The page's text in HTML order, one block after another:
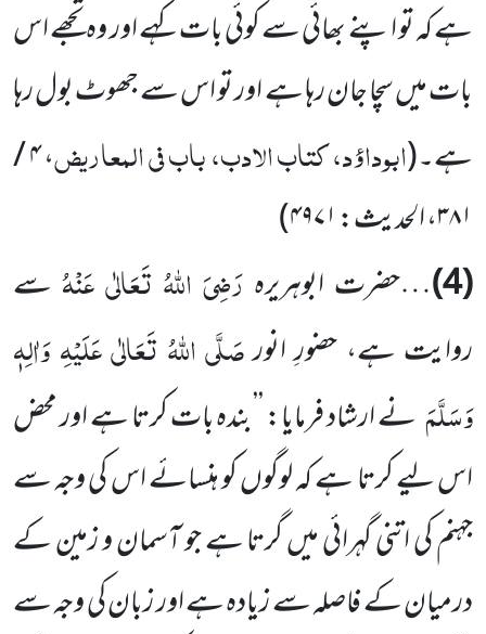
ہے کہ تو اپنے بھائی سے کوئی بات کہے اور وہ تجھے اس
بات میں سچا جان رہا ہے اور تو اس سے جھوٹ بول رہا
ہے۔(ابوداؤد، کتاب الادب، باب فی المعاریض، ۴ /
۳۸۱، الحدیث:۴۹۷۱)
(4) …حضرت ابوہریرہ رَضِیَ اللّٰہُ تَعَالٰی عَنْہُ سے
روایت ہے، حضورِ انورصَلَّی اللّٰہُ تَعَالٰی عَلَیْہِ وَاٰلِہٖ
وَسَلَّمَنے ارشاد فرمایا: ’’بندہ بات کرتا ہے اور محض
اس لیے کرتا ہے کہ لوگوں کو ہنسائے اس کی وجہ سے
جہنم کی اتنی گہرائی میں گرتا ہے جو آسمان و زمین کے
درمیان کے فاصلہ سے زیادہ ہے اور زبان کی وجہ سے